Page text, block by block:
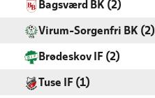
Bagsværd BK (2)
Virum-Sorgenfri BK (2)
Brødeskov IF (2)
Tuse IF (1)